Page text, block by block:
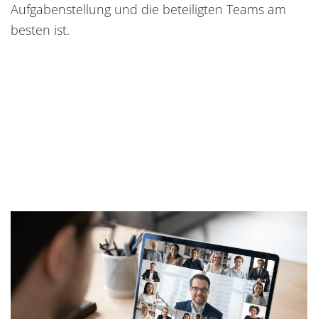
Aufgabenstellung und die beteiligten Teams am
besten ist.